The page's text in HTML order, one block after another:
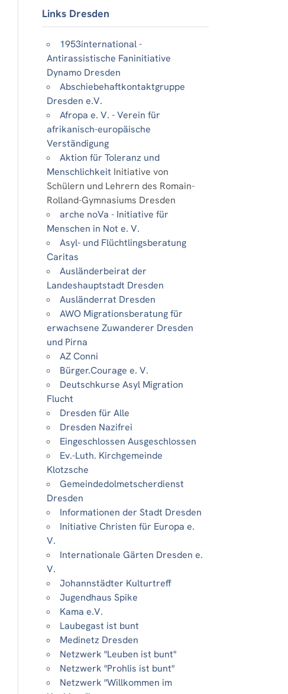
Links Dresden
1953international -
Antirassistische Faninitiative
Dynamo Dresden
Abschiebehaftkontaktgruppe
Dresden e.V.
Afropa e. V. - Verein für
afrikanisch-europäische
Verständigung
Aktion für Toleranz und
Menschlichkeit Initiative von
Schülern und Lehrern des Romain-
Rolland-Gymnasiums Dresden
arche noVa - Initiative für
Menschen in Not e. V.
Asyl- und Flüchtlingsberatung
Caritas
Ausländerbeirat der
Landeshauptstadt Dresden
Ausländerrat Dresden
AWO Migrationsberatung für
erwachsene Zuwanderer Dresden
und Pirna
AZ Conni
Bürger.Courage e. V.
Deutschkurse Asyl Migration
Flucht
Dresden für Alle
Dresden Nazifrei
Eingeschlossen Ausgeschlossen
Ev.-Luth. Kirchgemeinde
Klotzsche
Gemeindedolmetscherdienst
Dresden
Informationen der Stadt Dresden
Initiative Christen für Europa e.
V.
Internationale Gärten Dresden e.
V.
Johannstädter Kulturtreff
Jugendhaus Spike
Kama e.V.
Laubegast ist bunt
Medinetz Dresden
Netzwerk "Leuben ist bunt"
Netzwerk "Prohlis ist bunt"
Netzwerk "Willkommen im